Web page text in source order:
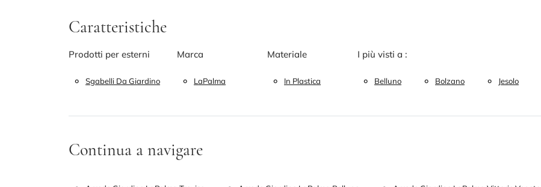
Caratteristiche
Prodotti per esterni
Sgabelli Da Giardino
Marca
LaPalma
Materiale
In Plastica
I più visti a :
Belluno Bolzano Jesolo
Continua a navigare